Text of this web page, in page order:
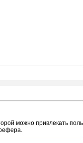
можно привлекать